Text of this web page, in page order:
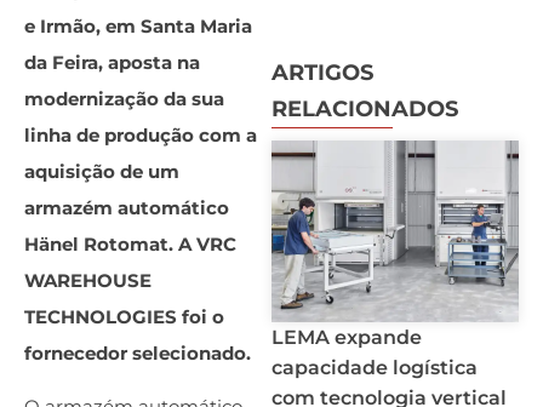
e Irmão, em Santa Maria
da Feira, aposta na
modernização da sua
linha de produção com a
aquisição de um
armazém automático
Hänel Rotomat. A VRC
WAREHOUSE
TECHNOLOGIES foi o
fornecedor selecionado.
ARTIGOS
RELACIONADOS
LEMA expande
capacidade logística
com tecnologia vertical